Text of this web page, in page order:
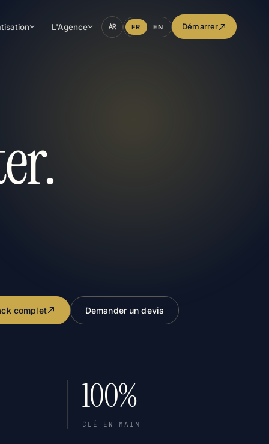
L'Agence FR EN Démarrer
complet Demander un devis
100%
CLÉ EN MAIN